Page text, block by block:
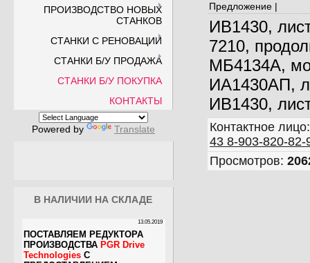
ПРОИЗВОДСТВО НОВЫХ
СТАНКОВ
СТАНКИ С РЕНОВАЦИИ
СТАНКИ Б/У ПРОДАЖА
СТАНКИ Б/У ПОКУПКА
КОНТАКТЫ
Powered by Translate
В НАЛИЧИИ НА СКЛАДЕ
Предложение |
ИВ1430,
7210,
МБ4134А,
ИА1430АП,
ИВ1430,
Контактное лицо
43 8-903-820-82-
Просмотров: